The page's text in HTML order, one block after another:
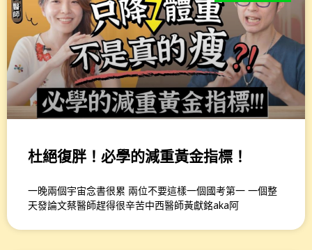
杜絕復胖！必學的減重黃金指標！
一晚兩個宇宙念書很累 兩位不要這樣一個國考第一 一個整
天發論文蔡醫師趕得很辛苦中西醫師黃獻銘aka阿